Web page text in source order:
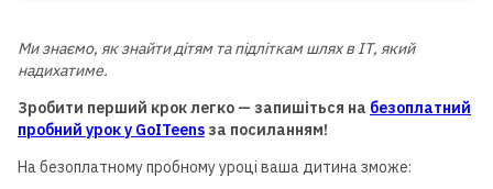
Ми знаємо, як знайти дітям та підліткам шлях в ІТ, який
надихатиме.
Зробити перший крок легко — запишіться на безоплатний
пробний урок у GoITeensза посиланням!
На безоплатному пробному уроці ваша дитина зможе: